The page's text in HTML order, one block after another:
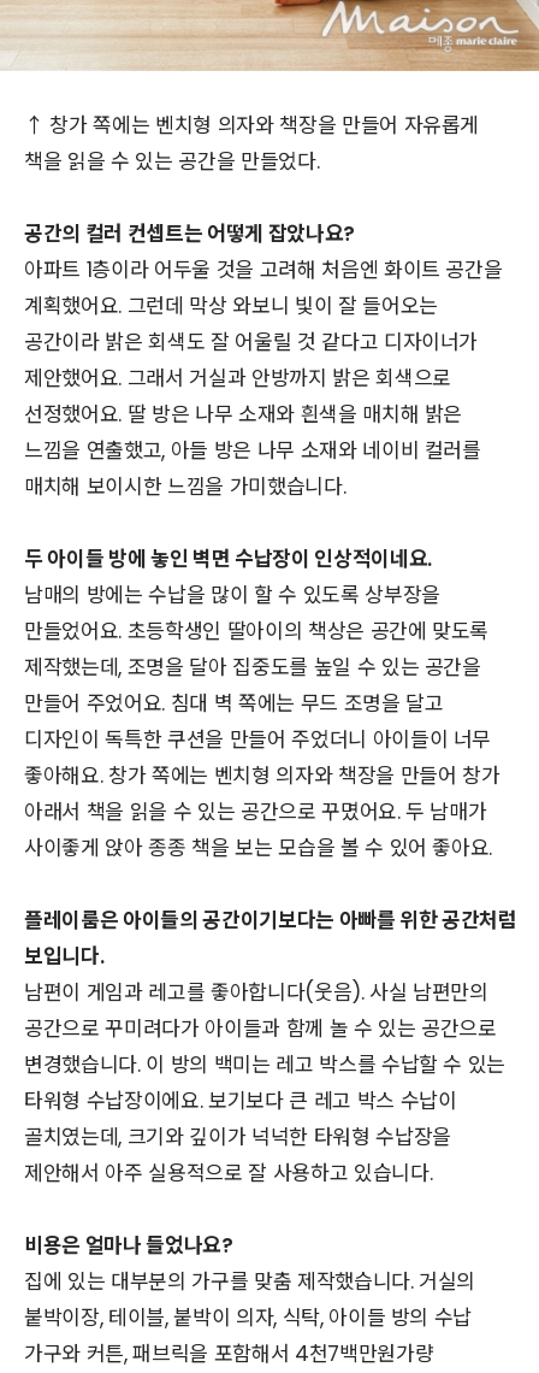
↑ 창가 쪽에는 벤치형 의자와 책장을 만들어 자유롭게
책을 읽을 수 있는 공간을 만들었다.
공간의 컬러 컨셉트는 어떻게 잡았나요?
아파트 1층이라 어두울 것을 고려해 처음엔 화이트 공간을
계획했어요. 그런데 막상 와보니 빛이 잘 들어오는
공간이라 밝은 회색도 잘 어울릴 것 같다고 디자이너가
제안했어요. 그래서 거실과 안방까지 밝은 회색으로
선정했어요. 딸 방은 나무 소재와 흰색을 매치해 밝은
느낌을 연출했고, 아들 방은 나무 소재와 네이비 컬러를
매치해 보이시한 느낌을 가미했습니다.
두 아이들 방에 놓인 벽면 수납장이 인상적이네요.
남매의 방에는 수납을 많이 할 수 있도록 상부장을
만들었어요. 초등학생인 딸아이의 책상은 공간에 맞도록
제작했는데, 조명을 달아 집중도를 높일 수 있는 공간을
만들어 주었어요. 침대 벽 쪽에는 무드 조명을 달고
디자인이 독특한 쿠션을 만들어 주었더니 아이들이 너무
좋아해요. 창가 쪽에는 벤치형 의자와 책장을 만들어 창가
아래서 책을 읽을 수 있는 공간으로 꾸몄어요. 두 남매가
사이좋게 앉아 종종 책을 보는 모습을 볼 수 있어 좋아요.
플레이룸은 아이들의 공간이기보다는 아빠를 위한 공간처럼
보입니다.
남편이 게임과 레고를 좋아합니다(웃음). 사실 남편만의
공간으로 꾸미려다가 아이들과 함께 놀 수 있는 공간으로
변경했습니다. 이 방의 백미는 레고 박스를 수납할 수 있는
타워형 수납장이에요. 보기보다 큰 레고 박스 수납이
골치였는데, 크기와 깊이가 넉넉한 타워형 수납장을
제안해서 아주 실용적으로 잘 사용하고 있습니다.
비용은 얼마나 들었나요?
집에 있는 대부분의 가구를 맞춤 제작했습니다. 거실의
붙박이장, 테이블, 붙박이 의자, 식탁, 아이들 방의 수납
가구와 커튼, 패브릭을 포함해서 4천7백만원가량